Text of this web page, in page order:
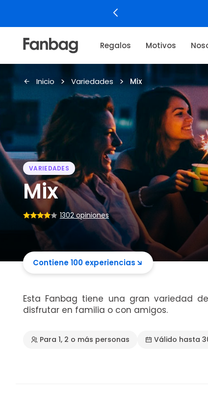
Regalos Motivos
Inicio Variedades Mix
VARIEDADES
Mix
1302 opiniones
Contiene 100 experiencias
Esta Fanbag tiene una gran variedad
disfrutar en familia o con amigos.
Para 1, 2 o más personas Válido hasta